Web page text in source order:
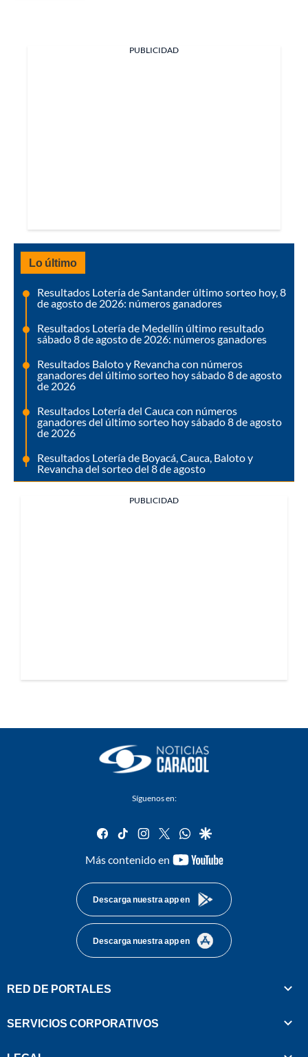
PUBLICIDAD
Lo último
Resultados Lotería de Santander último sorteo hoy, 8
de agosto de 2026: números ganadores
Resultados Lotería de Medellín último resultado
sábado 8 de agosto de 2026: números ganadores
Resultados Baloto y Revancha con números
ganadores del último sorteo hoy sábado 8 de agosto
de 2026
Resultados Lotería del Cauca con números
ganadores del último sorteo hoy sábado 8 de agosto
de 2026
Resultados Lotería de Boyacá, Cauca, Baloto y
Revancha del sorteo del 8 de agosto
PUBLICIDAD
Síguenos en:
facebook
tiktok instagram
twitterwhatsapp
google
Más contenido en
youtube-
Descarga nuestra app en
Descarga nuestra app en
RED DE PORTALES
SERVICIOS CORPORATIVOS